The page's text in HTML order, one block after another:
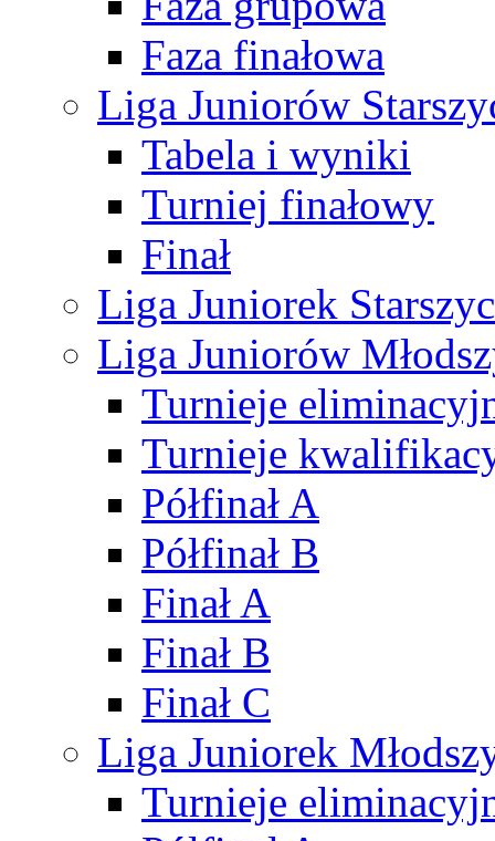
Faza finałowa
Liga Juniorów
Tabela i wyniki
Turniej finałowy
Finał
Liga Juniorek
Liga Juniorów
Turnieje
Turnieje
Półfinał A
Półfinał B
Finał A
Finał B
Finał C
Liga Juniorek
Turnieje